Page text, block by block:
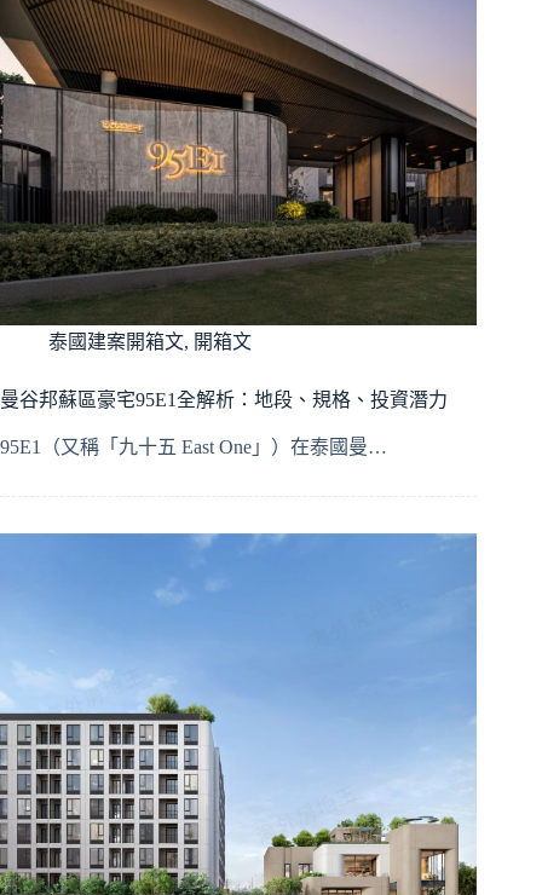
泰國建案開箱文, 開箱文
曼谷邦蘇區豪宅95E1全解析：地段、規格、投資潛力
95E1（又稱「九十五 East One」）在泰國曼…